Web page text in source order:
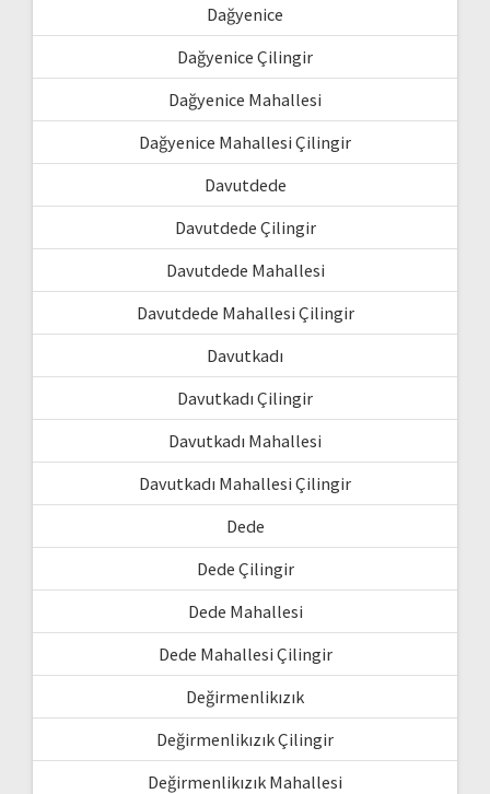
Dağyenice
Dağyenice Çilingir
Dağyenice Mahallesi
Dağyenice Mahallesi Çilingir
Davutdede
Davutdede Çilingir
Davutdede Mahallesi
Davutdede Mahallesi Çilingir
Davutkadı
Davutkadı Çilingir
Davutkadı Mahallesi
Davutkadı Mahallesi Çilingir
Dede
Dede Çilingir
Dede Mahallesi
Dede Mahallesi Çilingir
Değirmenlikızık
Değirmenlikızık Çilingir
Değirmenlikızık Mahallesi